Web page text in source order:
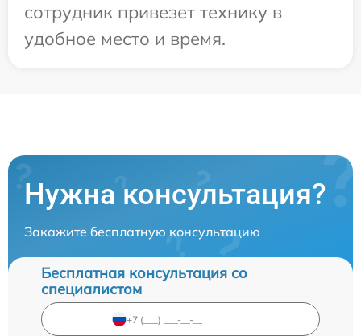
сотрудник привезет технику в
удобное место и время.
Нужна консультация?
Закажите бесплатную консультацию
Бесплатная консультация со
специалистом